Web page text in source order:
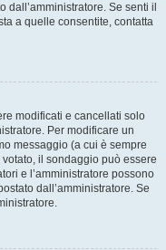
dall’amministratore. Se senti il
a quelle consentite, contatta
modificati e cancellati solo
Per modificare un
messaggio (a cui è sempre
il sondaggio può essere
e l’amministratore possono
dall’amministratore. Se